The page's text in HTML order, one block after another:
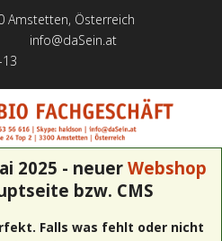
Amstetten, Österreich
info@daSein.at
2025 - neuer Webshop
bzw. CMS
Falls was fehlt oder nicht